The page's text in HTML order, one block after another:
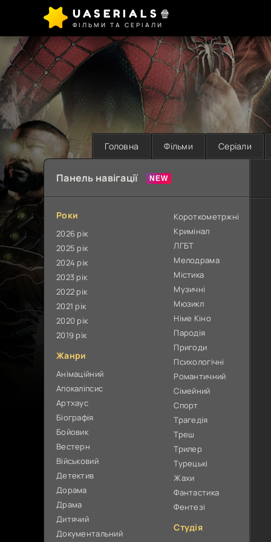
UASERIALS🍿
ФІЛЬМИ ТА СЕРІАЛИ
Головна Фільми Серіали
Панель навігації
Роки
2026 рік
2025 рік
2024 рік
2023 рік
2022 рік
2021 рік
2020 рік
2019 рік
Жанри
Анімаційний
Апокаліпсис
Артхаус
Біографія
Бойовик
Вестерн
Військовий
Детектив
Дорама
Драма
Дитячий
Документальний
Короткометржні
Кримінал
ЛГБТ
Мелодрама
Містика
Музичні
Мюзикл
Німе Кіно
Пародія
Пригоди
Психологічні
Романтичний
Сімейний
Спорт
Трагедія
Треш
Трилер
Турецькі
Жахи
Фантастика
Фентезі
Студія